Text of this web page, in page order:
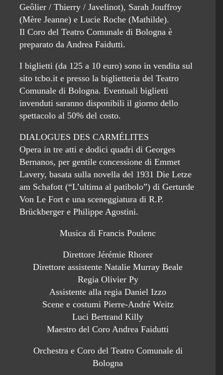
Geôlier / Thierry / Javelinot), Sarah Jouffroy
(Mère Jeanne) e Lucie Roche (Mathilde).
Il Coro del Teatro Comunale di Bologna è
preparato da Andrea Faidutti.
I biglietti (da 125 a 10 euro) sono in vendita sul
sito tcbo.it e presso la biglietteria del Teatro
Comunale di Bologna. Eventuali biglietti
invenduti saranno disponibili il giorno dello
spettacolo al 50% del costo.
DIALOGUES DES CARMÉLITES
Opera in tre atti e dodici quadri di Georges
Bernanos, per gentile concessione di Emmet
Lavery, basata sulla novella del 1931 Die Letze
am Schafott (“L’ultima al patibolo”) di Gerturde
Von Le Fort e una sceneggiatura di R.P.
Brückberger e Philippe Agostini.
Musica di Francis Poulenc
Direttore Jérémie Rhorer
Direttore assistente Natalie Murray Beale
Regia Olivier Py
Assistente alla regia Daniel Izzo
Scene e costumi Pierre-André Weitz
Luci Bertrand Killy
Maestro del Coro Andrea Faidutti
Orchestra e Coro del Teatro Comunale di
Bologna